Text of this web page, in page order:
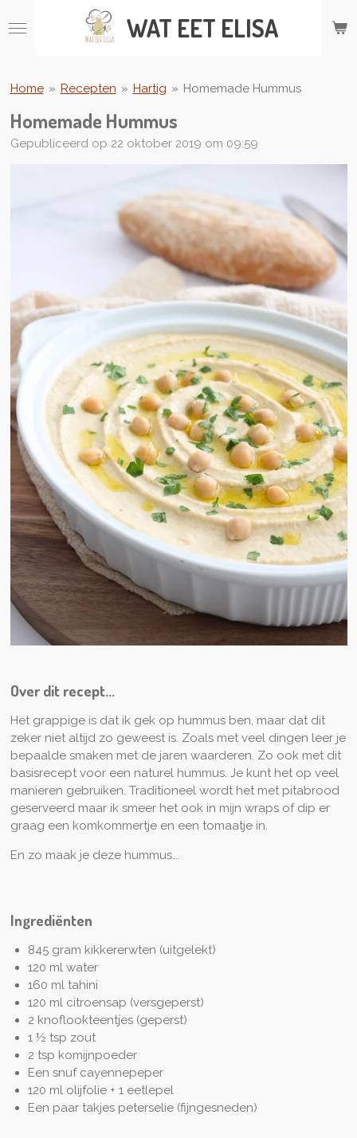
direct
hoofdinhoud
WAT EET ELISA
Home » Recepten » Hartig » Homemade Hummus
Homemade Hummus
Gepubliceerd op 22 oktober 2019 om 09:59
Over dit recept...
Het grappige is dat ik gek op hummus ben, maar dat dit
zeker niet altijd zo geweest is. Zoals met veel dingen leer je
bepaalde smaken met de jaren waarderen. Zo ook met dit
basisrecept voor een naturel hummus. Je kunt het op veel
manieren gebruiken. Traditioneel wordt het met pitabrood
geserveerd maar ik smeer het ook in mijn wraps of dip er
graag een komkommertje en een tomaatje in.
En zo maak je deze hummus….
Ingrediënten
845 gram kikkererwten (uitgelekt)
120 ml water
160 ml tahini
120 ml citroensap (versgeperst)
2 knoflookteentjes (geperst)
1 ½ tsp zout
2 tsp komijnpoeder
Een snuf cayennepeper
120 ml olijfolie + 1 eetlepel
Een paar takjes peterselie (fijngesneden)